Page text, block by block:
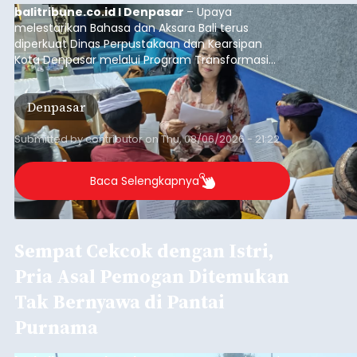
Sambut HUT RI, Rutan Bangli
Gelar Pemeriksaan Kesehatan
Gratis
balitribune.co.id I Bangli -Serangkian
memperingati hari ulang tahun Kemerdekaan
Republik Indonesia ( HUT RI) ke-81, Rumah
Tahanan Negara Kelas II B Bangli menggelar
kegiatan pemeriksaan kesehatan gratis, Rabu
Bangli
Submitted bycontributoronThu, 08/06/2026 - 20:56
Baca Selengkapnya